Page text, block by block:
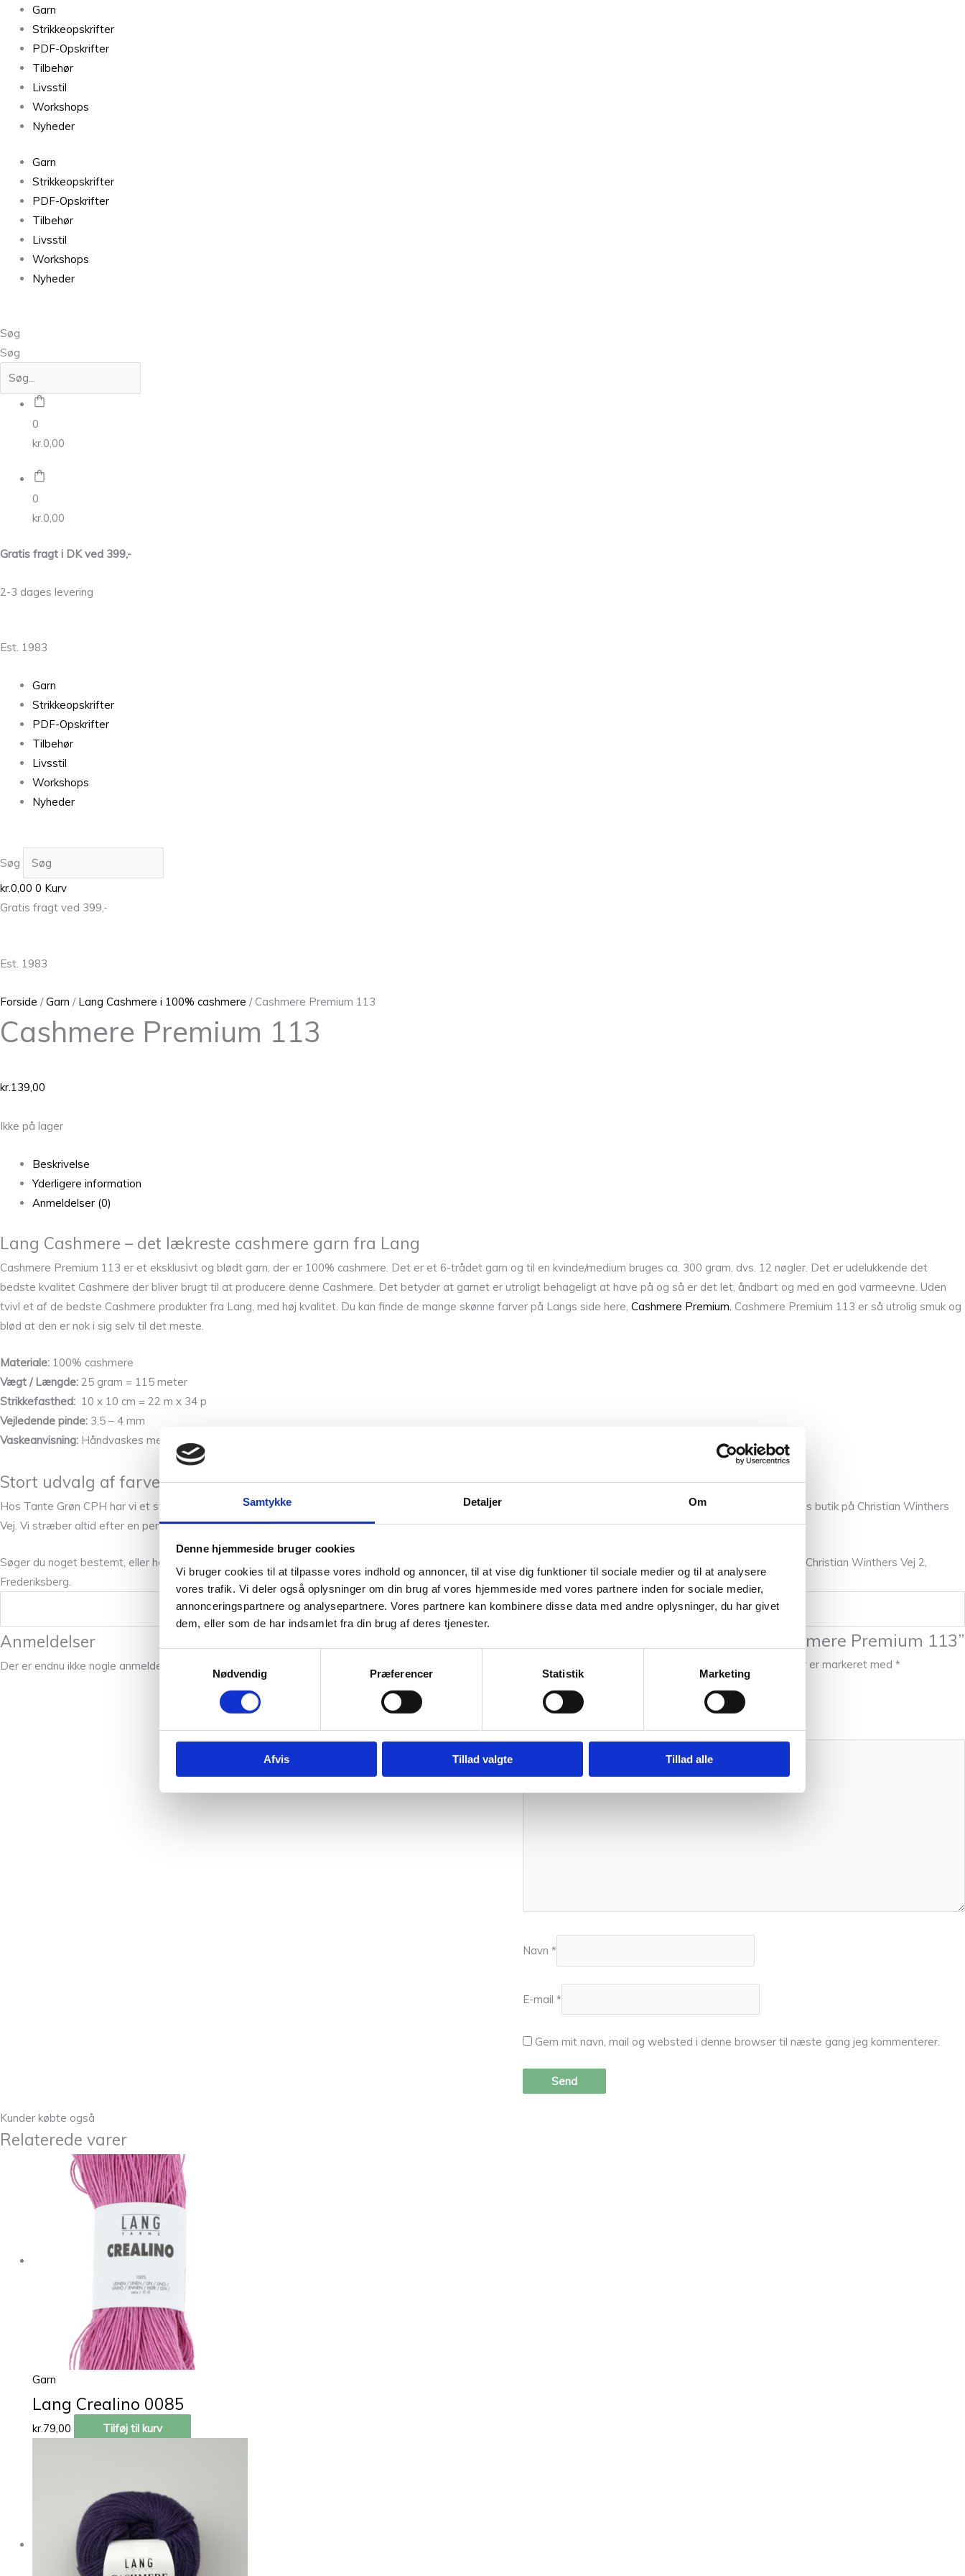
Samtykke Detaljer Om
Denne hjemmeside bruger cookies
Vi bruger cookies til at tilpasse vores indhold og annoncer, til at vise dig funktioner til sociale medier og til at analysere
vores trafik. Vi deler også oplysninger om din brug af vores hjemmeside med vores partnere inden for sociale medier,
annonceringspartnere og analysepartnere. Vores partnere kan kombinere disse data med andre oplysninger, du har givet
dem, eller som de har indsamlet fra din brug af deres tjenester.
Nødvendig
Præferencer Statistik Marketing
Afvis Tillad valgte Tillad alle
Garn
Strikkeopskrifter
PDF-Opskrifter
Tilbehør
Livsstil
Workshops
Nyheder
Garn
Strikkeopskrifter
PDF-Opskrifter
Tilbehør
Livsstil
Workshops
Nyheder
Søg
Søg
0
kr.0,00
0
kr.0,00
Gratis fragt i DK ved 399,-
2-3 dages levering
Est. 1983
Garn
Strikkeopskrifter
PDF-Opskrifter
Tilbehør
Livsstil
Workshops
Nyheder
Søg
kr.0,00 0 Kurv
Gratis fragt ved 399,-
Est. 1983
Forside /Garn / Lang Cashmere i 100% cashmere / Cashmere Premium 113
Cashmere Premium 113
kr.139,00
Ikke på lager
Beskrivelse
Yderligere information
Anmeldelser (0)
Lang Cashmere – det lækreste cashmere garn fra Lang
Cashmere Premium 113 er et eksklusivt og blødt garn, der er 100% cashmere. Det er et 6-trådet garn og til en kvinde/medium bruges ca. 300 gram, dvs. 12 nøgler. Det er udelukkende det
bedste kvalitet Cashmere der bliver brugt til at producere denne Cashmere. Det betyder at garnet er utroligt behageligt at have på og så er det let, åndbart og med en god varmeevne. Uden
tvivl et af de bedste Cashmere produkter fra Lang, med høj kvalitet. Du kan finde de mange skønne farver på Langs side here, Cashmere Premium. Cashmere Premium 113 er så utrolig smuk og
blød at den er nok i sig selv til det meste.
Materiale: 100% cashmere
Vægt / Længde: 25 gram = 115 meter
Strikkefasthed: 10 x 10 cm = 22 m x 34 p
Vejledende pinde: 3,5 – 4 mm
Vaskeanvisning: Håndvaskes med uldvaskemiddel
Stort udvalg af farver hos Tante Grøn CPH
Hos Tante Grøn CPH har vi et stort udvalg af garner i mange skønne farver. Så hvis du vil have syn for sagen og mærke garnet mellem fingrene, så kom forbi vores butik på Christian Winthers
Vej. Vi stræber altid efter en personlig og nøje vejledning så du er på sikker vej med dine fremtidige strikkeeventyr.
Søger du noget bestemt, eller har du spørgsmål, er du mere end kontakte os. Du kan ringe til os på +45 31382404,
eller besøge vores butik på Christian Winthers Vej 2,
Frederiksberg.
Vægt
0,025 kg
Anmeldelser
Der er endnu ikke nogle anmeldelser.
Vær den første til at anmelde “Cashmere Premium 113”
Krævede felter er markeret med *
Din bedømmelse
Din anmeldelse*
Navn *
E-mail *
Gem mit navn, mail og websted i denne browser til næste gang jeg kommenterer.
Kunder købte også
Relaterede varer
Garn
Lang Crealino 0085
kr.79,00 Tilføj til kurv